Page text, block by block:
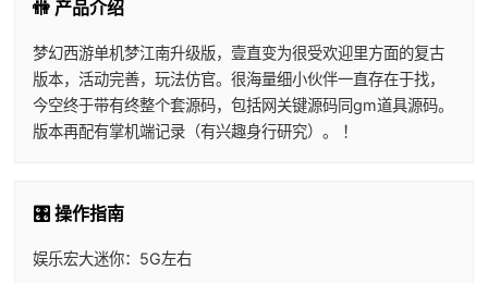
🚻 产品介绍
梦幻西游单机梦江南升级版，壹直变为很受欢迎里方面的复古
版本，活动完善，玩法仿官。很海量细小伙伴一直存在于找，
今空终于带有终整个套源码，包括网关键源码同gm道具源码。
版本再配有掌机端记录（有兴趣身行研究）。 ！
🎛️ 操作指南
娱乐宏大迷你：5G左右